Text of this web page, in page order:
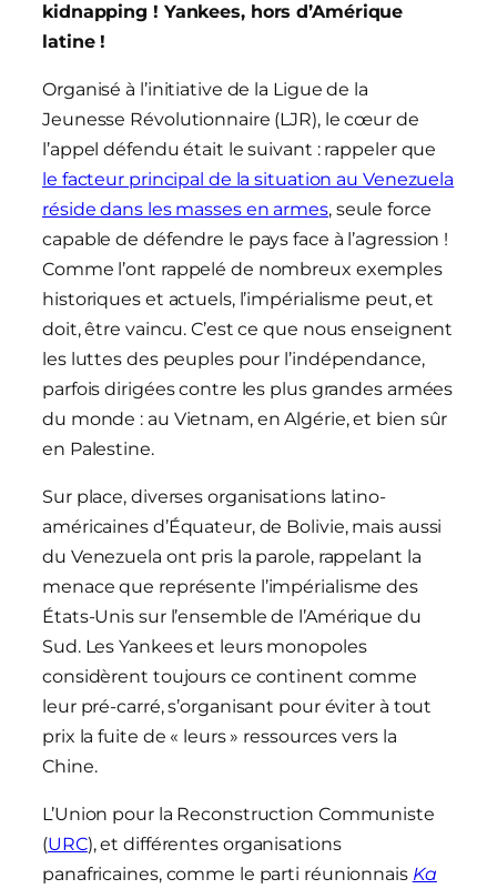
kidnapping ! Yankees, hors d’Amérique
latine !
Organisé à l’initiative de la Ligue de la
Jeunesse Révolutionnaire (LJR), le cœur de
l’appel défendu était le suivant : rappeler que
le facteur principal de la situation au Venezuela
réside dans les masses en armes, seule force
capable de défendre le pays face à l’agression !
Comme l’ont rappelé de nombreux exemples
historiques et actuels, l’impérialisme peut, et
doit, être vaincu. C’est ce que nous enseignent
les luttes des peuples pour l’indépendance,
parfois dirigées contre les plus grandes armées
du monde : au Vietnam, en Algérie, et bien sûr
en Palestine.
Sur place, diverses organisations latino-
américaines d’Équateur, de Bolivie, mais aussi
du Venezuela ont pris la parole, rappelant la
menace que représente l’impérialisme des
États-Unis sur l’ensemble de l’Amérique du
Sud. Les Yankees et leurs monopoles
considèrent toujours ce continent comme
leur pré-carré, s’organisant pour éviter à tout
prix la fuite de « leurs » ressources vers la
Chine.
L’Union pour la Reconstruction Communiste
(URC), et différentes organisations
panafricaines, comme le parti réunionnais Ka